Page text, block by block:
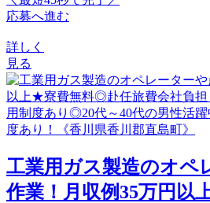
応募へ進む
詳しく
見る
工業用ガス製造のオペ
作業！月収例35万円